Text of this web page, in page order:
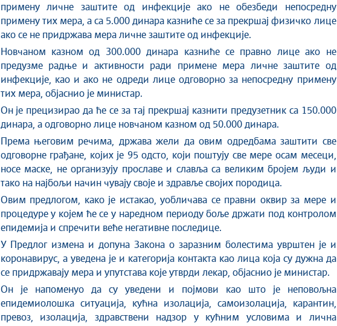
примену личне заштите од инфекције ако не обезбеди непосредну
примену тих мера, а са 5.000 динара казниће се за прекршај физичко лице
ако се не придржава мера личне заштите од инфекције.
Новчаном казном од 300.000 динара казниће се правно лице ако не
предузме радње и активности ради примене мера личне заштите од
инфекције, као и ако не одреди лице одговорно за непосредну примену
тих мера, објаснио је министар.
Он је прецизирао да ће се за тај прекршај казнити предузетник са 150.000
динара, а одговорно лице новчаном казном од 50.000 динара.
Према његовим речима, државажели да овим одредбама заштити све
одговорне грађане, којих је 95 одсто, који поштују све мере осам месеци,
носе маске, не организују прославе и славља са великим бројем људи и
тако на најбољи начин чувају своје и здравље својих породица.
Овим предлогом, како је истакао, уобличава се правни оквир за мере и
процедуре у којем ће се у наредном периоду боље држати под контролом
епидемија и спречити веће негативне последице.
У Предлог измена и допуна Закона о заразним болестима уврштен је и
коронавирус, а уведена је и категорија контакта као лица која су дужна да
се придржавају мера и упутстава које утврди лекар, објаснио је министар.
Он је напоменуо да су уведени и појмови као што је неповољна
епидемиолошка ситуација, кућна изолација, самоизолација, карантин,
превоз, изолација, здравствени надзор у кућним условима и лична